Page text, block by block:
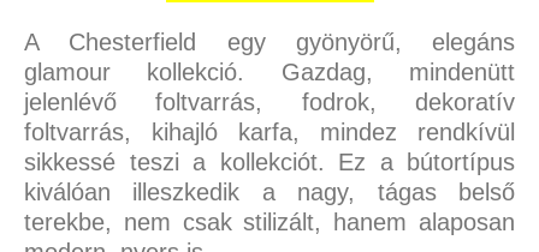
A Chesterfield egy gyönyörű, elegáns
glamour kollekció. Gazdag, mindenütt
jelenlévő foltvarrás, fodrok, dekoratív
foltvarrás, kihajló karfa, mindez rendkívül
sikkessé teszi a kollekciót. Ez a bútortípus
kiválóan illeszkedik a nagy, tágas belső
terekbe, nem csak stilizált, hanem alaposan